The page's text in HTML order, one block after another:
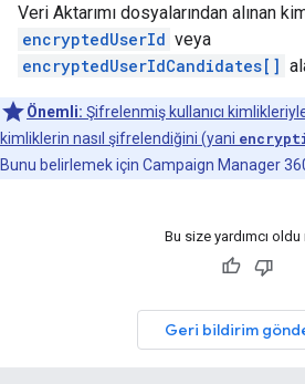
Veri Aktarımı dosyalarından alınan
encryptedUserId veya
encryptedUserIdCandidates[]
Önemli: Şifrelenmiş kullanıcı
kimliklerin nasıl şifrelendiğini (yani
Bunu belirlemek için Campaign Manager
Bu size yardımcı oldu
Geri bildirim